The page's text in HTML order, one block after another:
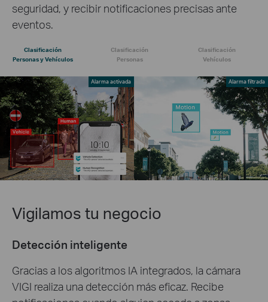
seguridad, y recibir notificaciones precisas ante
eventos.
Clasificación
Personas y Vehículos
Clasificación
Personas
Clasificación
Vehículos
Alarma activada Alarma filtrada
Vigilamos tu negocio
Detección inteligente
Gracias a los algoritmos IA integrados, la cámara
VIGI realiza una detección más eficaz. Recibe